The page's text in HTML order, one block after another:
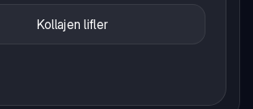
Kollajen lifler